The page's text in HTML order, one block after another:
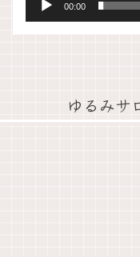
00:00
ゆるみ